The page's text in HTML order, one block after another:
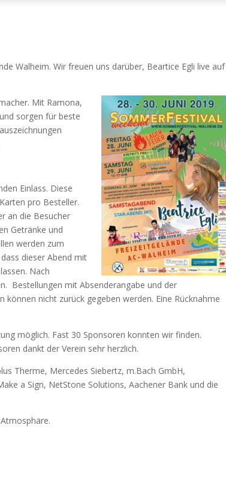
Walheim. Wir freuen uns darüber, Beartice Egli live auf
Mit Ramona,
sorgen für beste
Einlass. Diese
pro Besteller.
an die Besucher
Getränke und
werden zum
dieser Abend mit
Nach
Bestellungen mit Absenderangabe und der
können nicht zurück gegeben werden. Eine Rücknahme
möglich. Fast 30 Sponsoren konnten wir finden.
dankt der Verein sehr herzlich.
Therme, Mercedes Siebertz, m.Bach GmbH,
a Sign, NetStone Solutions, Aachener Bank und die